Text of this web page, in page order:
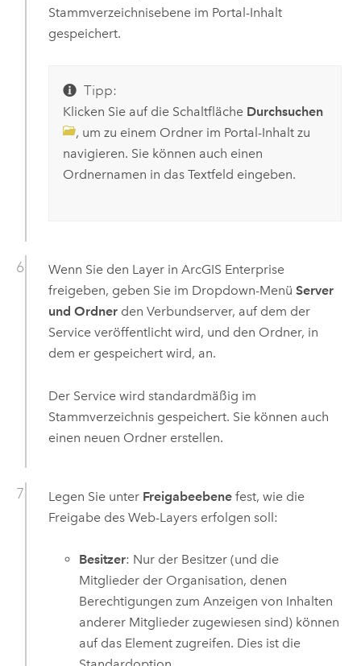
Stammverzeichnisebene im Portal-Inhalt
gespeichert.
Tipp:
Klicken Sie auf die Schaltfläche Durchsuchen
, um zu einem Ordner im Portal-Inhalt zu
navigieren. Sie können auch einen
Ordnernamen in das Textfeld eingeben.
Wenn Sie den Layer in ArcGIS Enterprise
freigeben, geben Sie im Dropdown-Menü Server
und Ordnerden Verbundserver, auf dem der
Service veröffentlicht wird, und den Ordner, in
dem er gespeichert wird, an.
Der Service wird standardmäßig im
Stammverzeichnis gespeichert. Sie können auch
einen neuen Ordner erstellen.
Legen Sie unter Freigabeebenefest, wie die
Freigabe des Web-Layers erfolgen soll:
Besitzer: Nur der Besitzer (und die
Mitglieder der Organisation, denen
Berechtigungen zum Anzeigen von Inhalten
anderer Mitglieder zugewiesen sind) können
auf das Element zugreifen. Dies ist die